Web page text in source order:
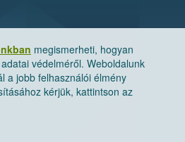
megismerheti, hogyan
védelméről. Weboldalunk
a jobb felhasználói élmény
kérjük, kattintson az